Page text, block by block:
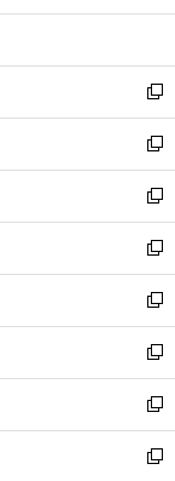
開
ウ
開
く
ン
ウ
で
開
く
ウ
ン
ド
ウ
で
開
く
新
し
い
ウ
ィ
ン
ド
ウ
で
開
く
新
し
い
ウ
ィ
ン
ド
ウ
で
開
く
新
し
い
ウ
ィ
ン
ド
ウ
で
開
く
新
し
い
ウ
ィ
ン
ド
ウ
で
新
し
い
ウ
ィ
ン
ド
新
し
い
ウ
ィ
新
し
い
新